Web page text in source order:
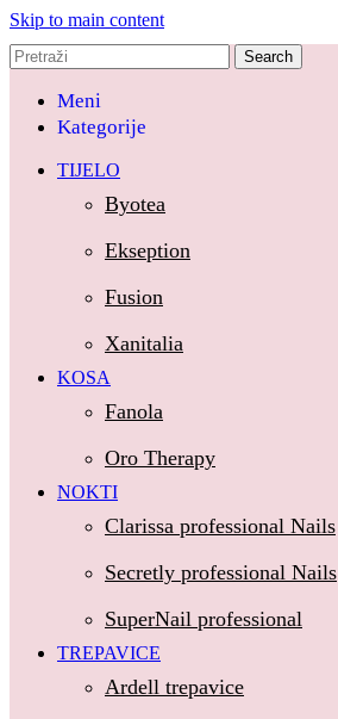
Skip to main content
P/Ostani najbolja verzija sebe!
Inspiracija i savjeti
Aktuelne ponude
O nama
Kontakt
P/Ostani najbolja verzija sebe!
Početna
Ekseption
Fusion
Xanitalia
Kosa
Fanola
Oro Therapy
Search
Meni
Kategorije
TIJELO
Byotea
Ekseption
Fusion
Xanitalia
KOSA
Fanola
Oro Therapy
NOKTI
Clarissa professional Nails
Secretly professional Nails
SuperNail professional
TREPAVICE
Ardell trepavice